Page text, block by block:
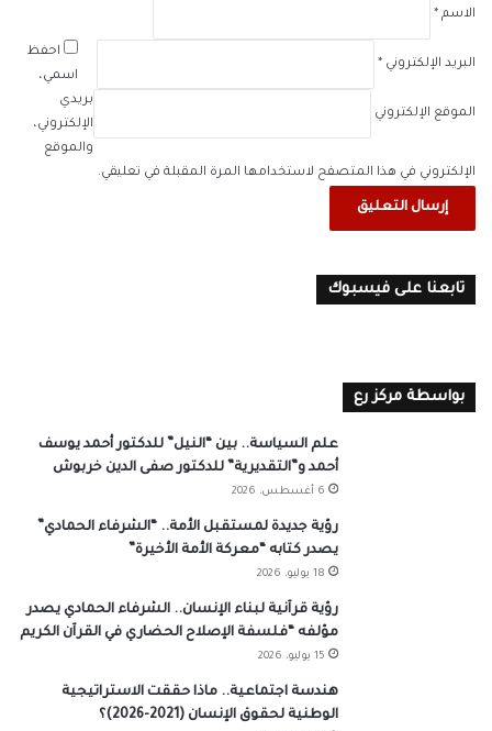
الاسم *
البريد الإلكتروني *
الموقع الإلكتروني
احفظ
اسمي،
بريدي
الإلكتروني،
والموقع
الإلكتروني في هذا المتصفح لاستخدامها المرة المقبلة في تعليقي.
تابعنا على فيسبوك
بواسطة مركز رع
علم السياسة.. بين “النيل” للدكتور أحمد يوسف
أحمد و”التقديرية” للدكتور صفى الدين خربوش
6 أغسطس، 2026
رؤية جديدة لمستقبل الأمة.. “الشرفاء الحمادي”
يصدر كتابه “معركة الأمة الأخيرة”
18 يوليو، 2026
رؤية قرآنية لبناء الإنسان.. الشرفاء الحمادي يصدر
مؤلفه “فلسفة الإصلاح الحضاري في القرآن الكريم
15 يوليو، 2026
هندسة اجتماعية.. ماذا حققت الاستراتيجية
الوطنية لحقوق الإنسان (2021-2026)؟